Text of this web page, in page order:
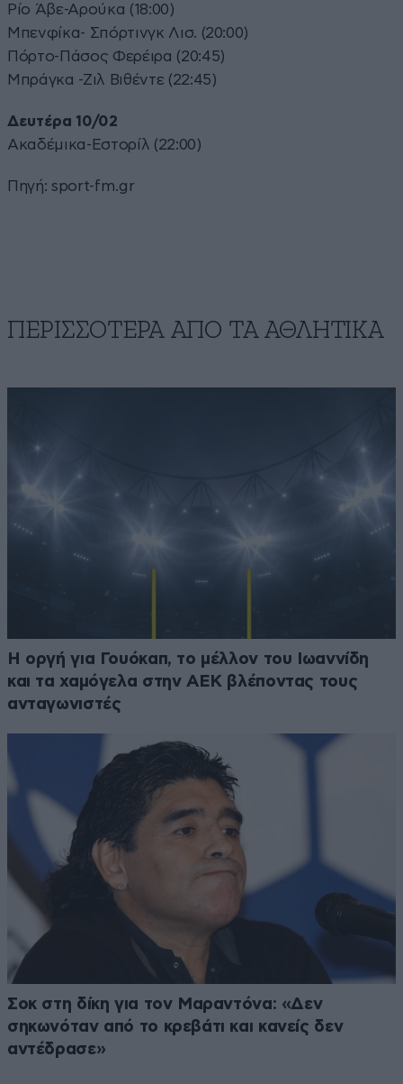
Ρίο Άβε-Αρούκα (18:00)
Μπενφίκα- Σπόρτινγκ Λισ. (20:00)
Πόρτο-Πάσος Φερέιρα (20:45)
Μπράγκα -Ζιλ Βιθέντε (22:45)
Δευτέρα 10/02
Ακαδέμικα-Eστορίλ (22:00)
Πηγή: sport-fm.gr
ΠΕΡΙΣΣΟΤΕΡΑ ΑΠΟ ΤA ΑΘΛΗΤΙΚΑ
Η οργή για Γουόκαπ, το μέλλον του Ιωαννίδη
και τα χαμόγελα στην ΑΕΚ βλέποντας τους
ανταγωνιστές
Σοκ στη δίκη για τον Μαραντόνα: «Δεν
σηκωνόταν από το κρεβάτι και κανείς δεν
αντέδρασε»